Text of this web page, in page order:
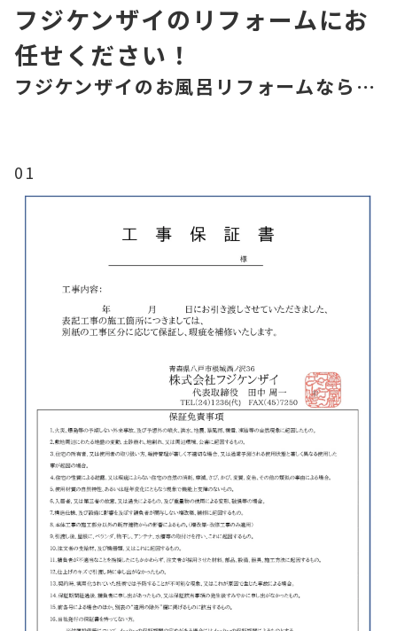
フジケンザイのリフォームにお
任せください！
フジケンザイのお風呂リフォームなら…
01